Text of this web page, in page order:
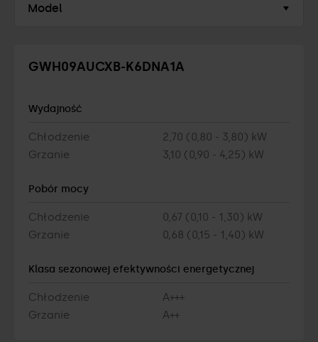
Model
GWH09AUCXB-K6DNA1A
Wydajność
Chłodzenie
2,70 (0,80 - 3,80) kW
Grzanie
3,10 (0,90 - 4,25) kW
Pobór mocy
Chłodzenie
0,67 (0,10 - 1,30) kW
Grzanie
0,68 (0,15 - 1,40) kW
Klasa sezonowej efektywności energetycznej
Chłodzenie
A+++
Grzanie
A++